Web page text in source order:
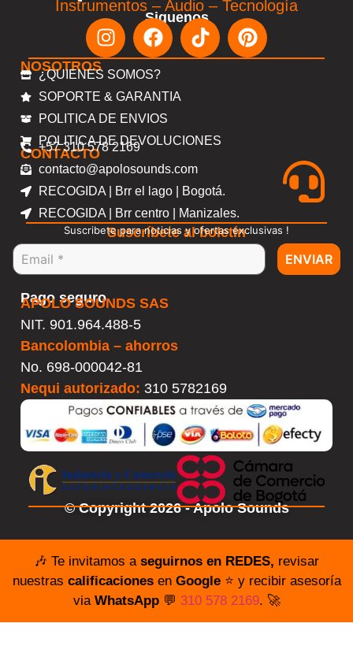
Instrumentos – Audio – Tecnología
Siguenos
NOSOTROS
¿QUIENES SOMOS?
SOPORTE & GARANTIA
POLITICA DE ENVIOS
POLITICA DE DEVOLUCIONES
CONTACTO
+57 310 578 2169
contacto@apolosounds.com
RECOGIDA | Brr el lago | Bogotá.
RECOGIDA | Brr centro | Manizales.
Suscríbete al boletín
Suscribete para noticias y ofertas exclusivas !
ENVIAR
Pago seguro
APOLO SOUNDS SAS
NIT. 901.964.488-5
Bancolombia – ahorros
No. 698-000042-81
Nequi autorizado: 310 5782169
© Copyright 2026 - Apolo Sounds
🎶 Te invitamos a seguirnos en REDES, revisar
nuestras calificacionesen Google⭐️ y recibir asesoría
via WhatsApp💬 310 578 2169. 🚀